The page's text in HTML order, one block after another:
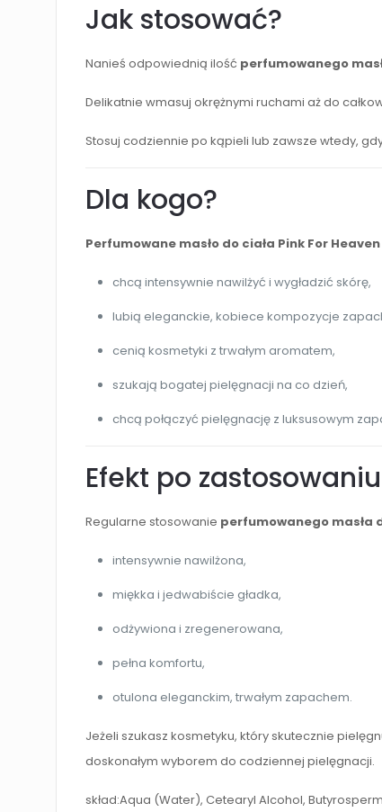
Jak stosować?
Nanieś odpowiednią ilość perfumowanego
Delikatnie wmasuj okrężnymi ruchami aż do
Stosuj codziennie po kąpieli lub zawsze wtedy,
Dla kogo?
Perfumowane masło do ciała Pink For Heaven
chcą intensywnie nawilżyć i wygładzić skórę,
lubią eleganckie, kobiece kompozycje
cenią kosmetyki z trwałym aromatem,
szukają bogatej pielęgnacji na co dzień,
chcą połączyć pielęgnację z luksusowym
Efekt po zastosowaniu
Regularne stosowanie perfumowanego masła
intensywnie nawilżona,
miękka i jedwabiście gładka,
odżywiona i zregenerowana,
pełna komfortu,
otulona eleganckim, trwałym zapachem.
Jeżeli szukasz kosmetyku, który skutecznie
doskonałym wyborem do codziennej pielęgnacji.
skład:Aqua (Water), Cetearyl Alcohol,